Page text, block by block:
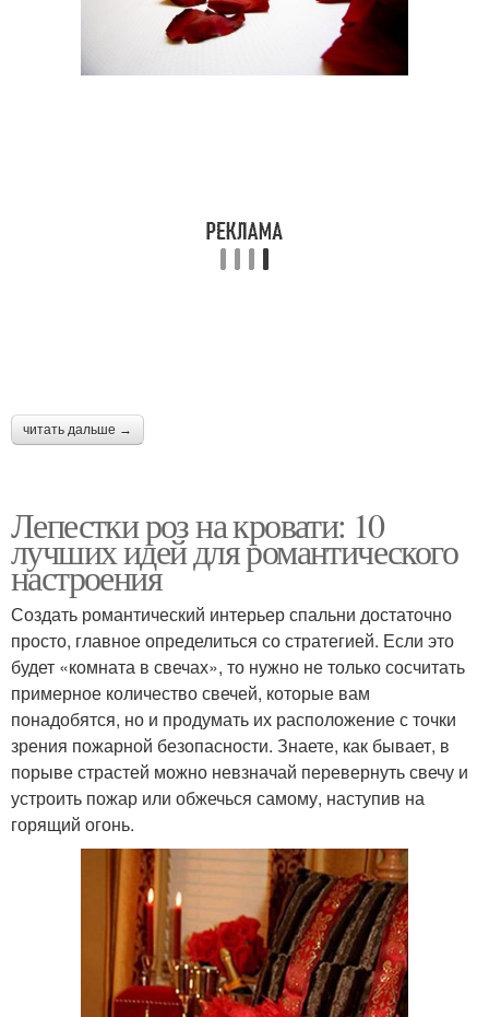
читать дальше →
Лепестки роз на кровати: 10
лучших идей для романтического
настроения
Создать романтический интерьер спальни достаточно
просто, главное определиться со стратегией. Если это
будет «комната в свечах», то нужно не только сосчитать
примерное количество свечей, которые вам
понадобятся, но и продумать их расположение с точки
зрения пожарной безопасности. Знаете, как бывает, в
порыве страстей можно невзначай перевернуть свечу и
устроить пожар или обжечься самому, наступив на
горящий огонь.